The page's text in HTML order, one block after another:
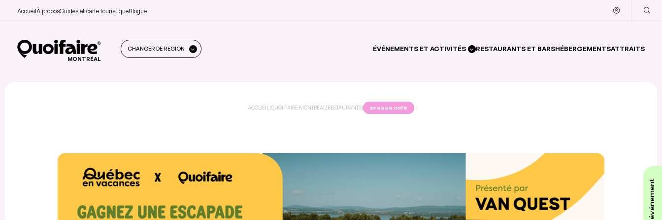
AccueilÀ proposGuides et carte touristiqueBlogue
MONTRÉAL
CHANGER DE RÉGION ÉVÉNEMENTS ET ACTIVITÉS RESTAURANTS ET BARSHÉBERGEMENTSATTRAITS
ACCUEIL |QUOI FAIRE MONTRÉAL |RESTAURANTS| presse café